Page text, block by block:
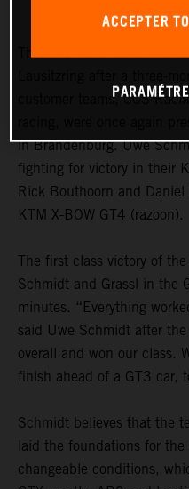
The GTC Race series
customer teams, CCS
in Brandenburg. Uwe
fighting for victory in their
Rick Bouthoorn and
KTM X-BOW GT4 (razoon).
The first class victory of
Schmidt and Grassl in the
minutes. “Everything
said Uwe Schmidt after
overall and won our class.
finish ahead of a GT3 car,
Schmidt believes that the
laid the foundations for
changeable conditions,
ACCEPTER